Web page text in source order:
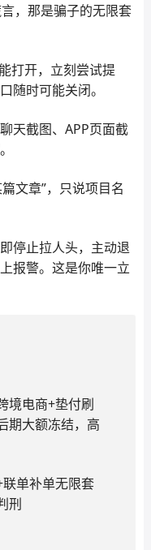
，那是骗子的无限套
打开，立刻尝试提
随时可能关闭。
天截图、APP页面截
文章”，只说项目名
停止拉人头，主动退
报警。这是你唯一立
境电商+垫付刷
期大额冻结，高
单补单无限套
刑